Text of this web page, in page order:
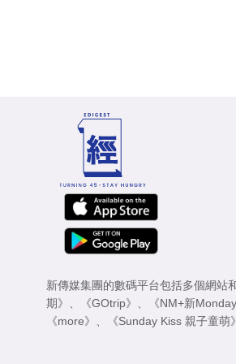
新傳媒集團的數碼平台包括多個網站
期》 、 《GOtrip》 、 《NM+新Monday
《more》 、 《Sunday Kiss 親子童萌》